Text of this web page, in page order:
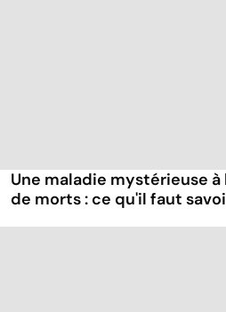
Une maladie mystérieuse
de morts : ce qu'il faut